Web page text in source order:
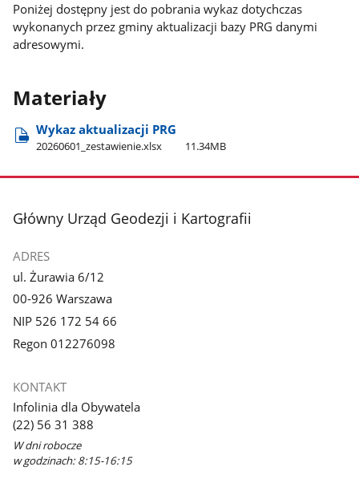
Poniżej dostępny jest do pobrania wykaz dotychczas
wykonanych przez gminy aktualizacji bazy PRG danymi
adresowymi.
Materiały
Wykaz aktualizacji PRG
20260601​_zestawienie.xlsx 11.34MB
stopka
Główny Urząd Geodezji i Kartografii
ADRES
ul. Żurawia 6/12
00-926 Warszawa
NIP 526 172 54 66
Regon 012276098
KONTAKT
Infolinia dla Obywatela
(22) 56 31 388
W dni robocze
w godzinach: 8:15-16:15